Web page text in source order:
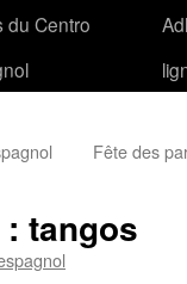
du Centro
Fête des
tangos